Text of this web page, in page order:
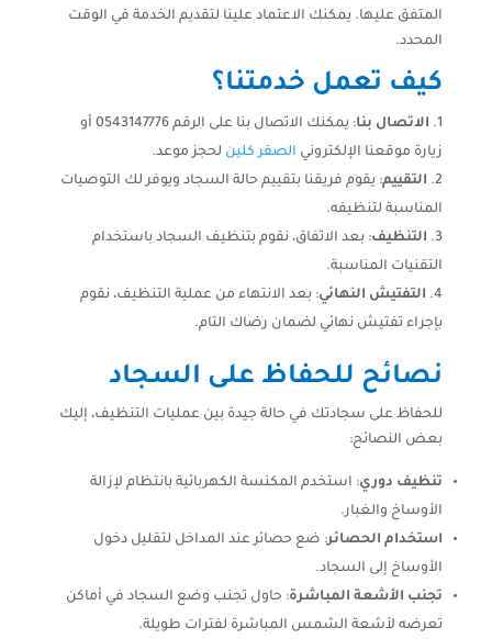
المتفق عليها. يمكنك الاعتماد علينا لتقديم الخدمة في الوقت
المحدد.
كيف تعمل خدمتنا؟
الاتصال بنا
: يمكنك الاتصال بنا على الرقم 0543147776 أو
زيارة موقعنا الإلكتروني الصقر كلين لحجز موعد.
التقييم: يقوم فريقنا بتقييم حالة السجاد ويوفر لك التوصيات
المناسبة لتنظيفه.
التنظيف: بعد الاتفاق، نقوم بتنظيف السجاد باستخدام
التقنيات المناسبة.
التفتيش النهائي: بعد الانتهاء من عملية التنظيف، نقوم
بإجراء تفتيش نهائي لضمان رضاك التام.
نصائح للحفاظ على السجاد
للحفاظ على سجادتك في حالة جيدة بين عمليات التنظيف، إليك
بعض النصائح:
تنظيف دوري: استخدم المكنسة الكهربائية بانتظام لإزالة
الأوساخ والغبار.
استخدام الحصائر: ضع حصائر عند المداخل لتقليل دخول
الأوساخ إلى السجاد.
تجنب الأشعة المباشرة: حاول تجنب وضع السجاد في أماكن
تعرضه لأشعة الشمس المباشرة لفترات طويلة.